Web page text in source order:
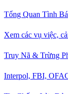
Tổng Quan Tình
Xem các vụ việc,
Truy Nã & Trừng
Interpol, FBI,